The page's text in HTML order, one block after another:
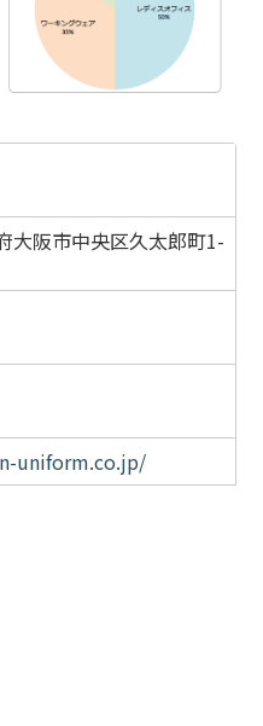
大阪市中央区久太郎町1-
uniform.co.jp/